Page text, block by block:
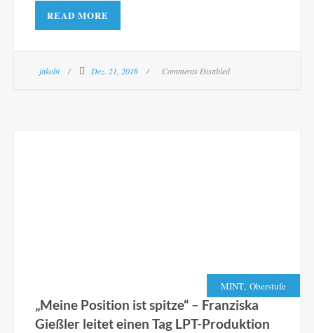
READ MORE
jakobi Dez. 21, 2016 Comments Disabled
MINT, Oberstufe
„Meine Position ist spitze“ – Franziska
Gießler leitet einen Tag LPT-Produktion